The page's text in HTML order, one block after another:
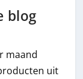
blog
maand
uit